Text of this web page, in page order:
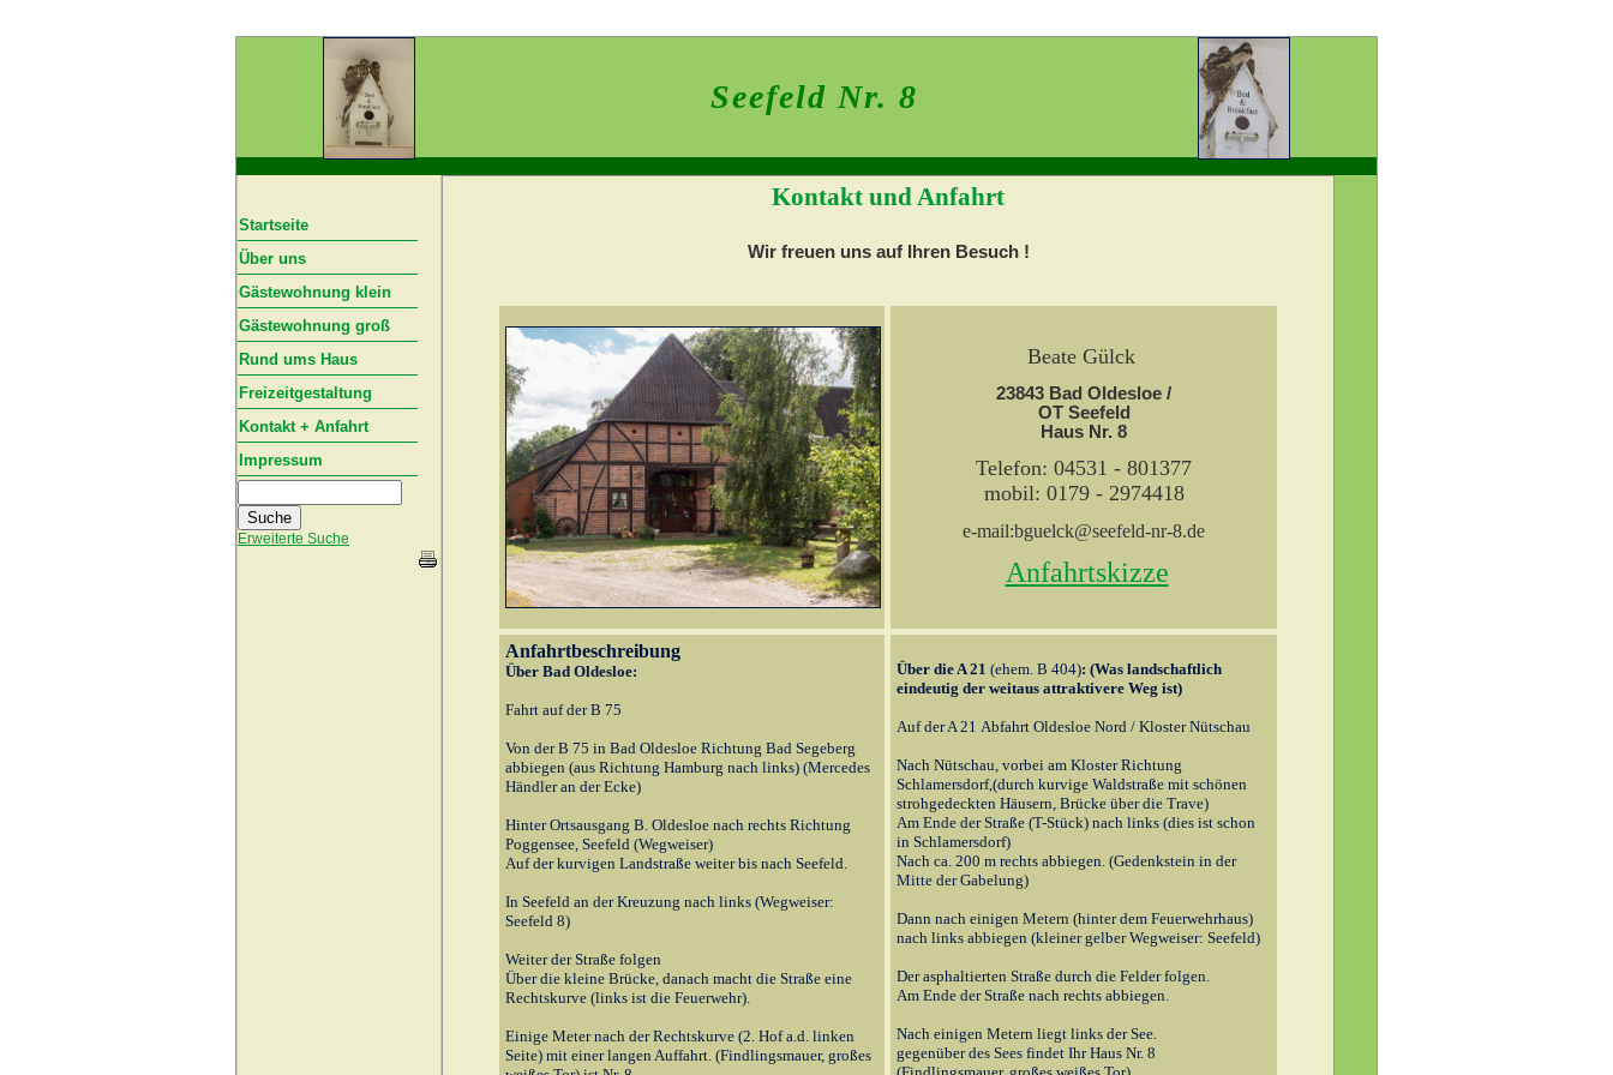
Seefeld Nr. 8
Startseite
Über uns
Gästewohnung klein
Gästewohnung groß
Rund ums Haus
Freizeitgestaltung
Kontakt + Anfahrt
Impressum
Erweiterte Suche
Kontakt und Anfahrt
Wir freuen uns auf Ihren Besuch !
Beate Gülck
23843 Bad Oldesloe /
OT Seefeld
Haus Nr. 8
Telefon: 04531 - 801377
mobil: 0179 - 2974418
e-mail:bguelck@seefeld-nr-8.de
Anfahrtskizze
Anfahrtbeschreibung
Über Bad Oldesloe:
Fahrt auf der B 75
Von der B 75 in Bad Oldesloe Richtung Bad Segeberg
abbiegen (aus Richtung Hamburg nach links) (Mercedes
Händler an der Ecke)
Hinter Ortsausgang B. Oldesloe nach rechts Richtung
Poggensee, Seefeld (Wegweiser)
Auf der kurvigen Landstraße weiter bis nach Seefeld.
In Seefeld an der Kreuzung nach links (Wegweiser:
Seefeld 8)
Weiter der Straße folgen
Über die kleine Brücke, danach macht die Straße eine
Rechtskurve (links ist die Feuerwehr).
Einige Meter nach der Rechtskurve (2. Hof a.d. linken
Seite) mit einer langen Auffahrt. (Findlingsmauer, großes
Über die A 21 (ehem. B 404): (Was landschaftlich
eindeutig der weitaus attraktivere Weg ist)
Auf der A 21 Abfahrt Oldesloe Nord / Kloster Nütschau
Nach Nütschau, vorbei am KlosterRichtung
Schlamersdorf,(durch kurvige Waldstraße mit schönen
strohgedeckten Häusern, Brücke über die Trave)
Am Ende der Straße (T-Stück) nach links (dies ist schon
in Schlamersdorf)
Nach ca. 200 m rechts abbiegen. (Gedenkstein in der
Mitte der Gabelung)
Dann nach einigen Metern (hinter dem Feuerwehrhaus)
nach links abbiegen (kleiner gelber Wegweiser: Seefeld)
Der asphaltierten Straße durch die Felder folgen.
Am Ende der Straße nach rechts abbiegen.
Nach einigen Metern liegt links der See.
gegenüber des Sees findet Ihr Haus Nr. 8